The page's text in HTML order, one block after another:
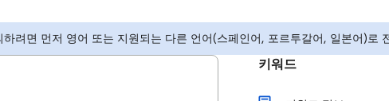
려면 먼저 영어 또는 지원되는 다른 언어(스페인어, 포르투갈어, 일본어)로
키워드